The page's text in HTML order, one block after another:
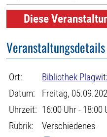
Diese
Veranstaltungsdetails
Ort: Bibliothek
Datum:
Freitag,
Uhrzeit: 16:00 Uhr - 18:00
Rubrik:
Verschiedenes